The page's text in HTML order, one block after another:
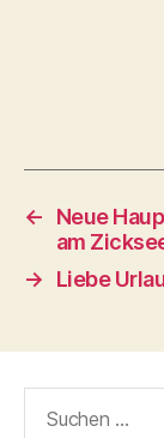
←
Neue
am
→
Liebe
nach: